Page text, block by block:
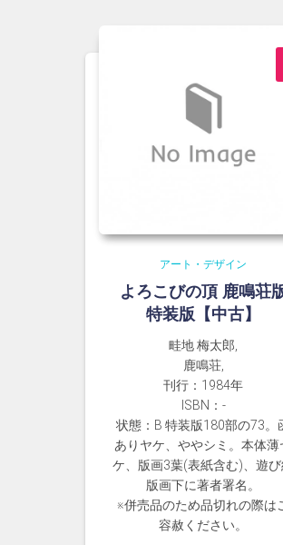
アート・デザイン
よろこびの頂 鹿鳴荘
特装版【中古】
畦地 梅太郎,
鹿鳴荘,
刊行：1984年
ISBN：-
状態：B 特装版180部の73。
ありヤケ、ややシミ。本体薄
ケ、版画3葉(表紙含む)、遊
版画下に著者署名。
※併売品のため品切れの際は
容赦ください。